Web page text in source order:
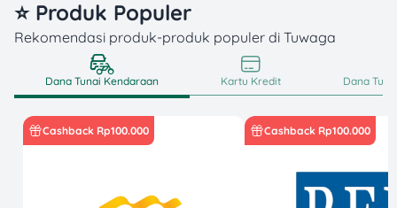
⭐ Produk Populer
Rekomendasi produk-produk populer di Tuwaga
Dana Tunai Kendaraan Kartu Kredit Dana
Cashback Rp100.000 Cashback Rp100.000